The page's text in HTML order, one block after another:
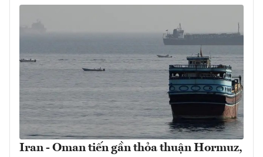
Iran - Oman tiến gần thỏa thuận Hormuz,